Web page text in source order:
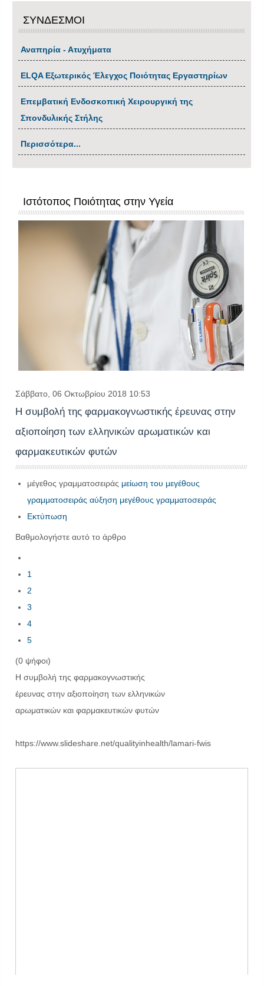
ΣΥΝΔΕΣΜΟΙ
Αναπηρία - Ατυχήματα
ΕLQA Εξωτερικός Έλεγχος Ποιότητας Εργαστηρίων
Επεμβατική Ενδοσκοπική Χειρουργική της
Σπονδυλικής Στήλης
Περισσότερα...
Ιστότοπος Ποιότητας στην Υγεία
Σάββατο, 06 Οκτωβρίου 2018 10:53
Η συμβολή της φαρμακογνωστικής έρευνας στην
αξιοποίηση των ελληνικών αρωματικών και
φαρμακευτικών φυτών
μέγεθος γραμματοσειράς μείωση του μεγέθους
γραμματοσειράς αύξηση μεγέθους γραμματοσειράς
Εκτύπωση
Βαθμολογήστε αυτό το άρθρο
1
2
3
4
5
(0 ψήφοι)
Η συμβολή της φαρμακογνωστικής
έρευνας στην αξιοποίηση των ελληνικών
αρωματικών και φαρμακευτικών φυτών
https://www.slideshare.net/qualityinhealth/lamari-fwis